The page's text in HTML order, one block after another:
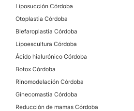
Liposucción Córdoba
Otoplastia Córdoba
Blefaroplastia Córdoba
Lipoescultura Córdoba
Ácido hialurónico Córdoba
Botox Córdoba
Rinomodelación Córdoba
Ginecomastia Córdoba
Reducción de mamas Córdoba